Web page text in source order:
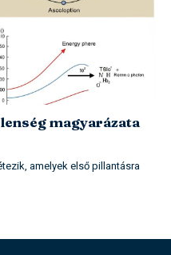
magyarázata
amelyek első pillantásra